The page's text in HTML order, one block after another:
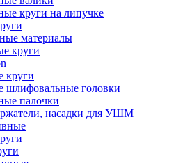
круги на липучке
материалы
круги
круги
шлифовальные головки
палочки
насадки для УШМ